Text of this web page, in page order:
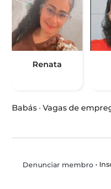
Renata
Babás · Vagas de
Denunciar membro•